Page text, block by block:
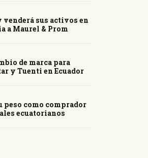
venderá sus activos en
a Maurel & Prom
de marca para
y Tuenti en Ecuador
peso como comprador
ecuatorianos